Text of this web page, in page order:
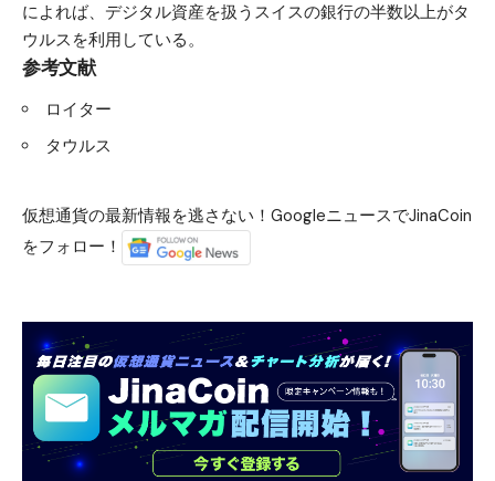
によれば、デジタル資産を扱うスイスの銀行の半数以上がタ
ウルスを利用している。
参考文献
ロイター
タウルス
仮想通貨の最新情報を逃さない！GoogleニュースでJinaCoin
をフォロー！